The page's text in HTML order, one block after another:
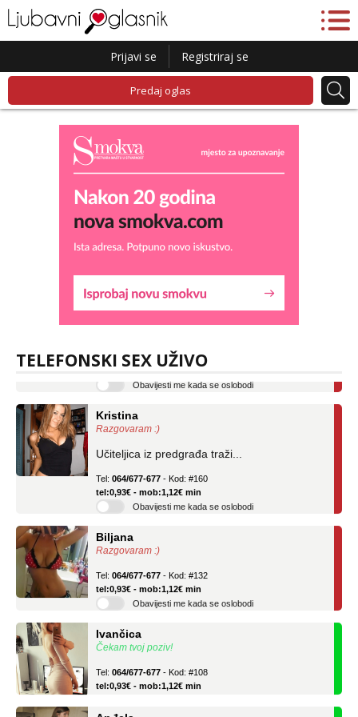
Prijavi se Registriraj se
Predaj oglas
TELEFONSKI SEX UŽIVO
tel:0,93€ - mob:1,12€ min
Razgovaram :)
tel:0,93€ - mob:1,12€ min
Obavijesti me kada se oslobodi
Razgovaram :)
tel:0,93€ - mob:1,12€ min
Obavijesti me kada se oslobodi
Čekam tvoj poziv!
tel:0,93€ - mob:1,12€ min